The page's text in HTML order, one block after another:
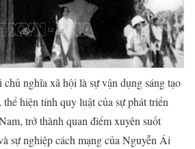
nghĩa xã hội là sự vận dụng sáng tạo
hiện tính quy luật của sự phát triển
trở thành quan điểm xuyên suốt
sự nghiệp cách mạng của Nguyễn Ái